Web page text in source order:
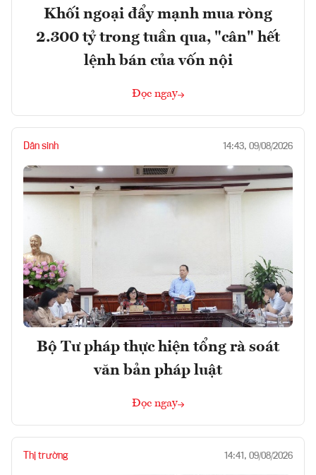
Khối ngoại đẩy mạnh mua ròng
2.300 tỷ trong tuần qua, "cân" hết
lệnh bán của vốn nội
Đọc ngay
Dân sinh 14:43, 09/08/2026
Bộ Tư pháp thực hiện tổng rà soát
văn bản pháp luật
Đọc ngay
Thị trường 14:41, 09/08/2026